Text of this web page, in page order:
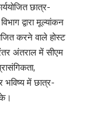
छात्र-
द्वारा मूल्यांकन
करने वाले होस्ट
अंतराल में सीएम
भविष्य में छात्र-